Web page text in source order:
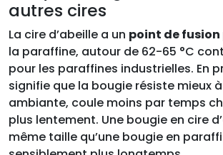
autres cires
La cire d’abeille a un point de fusion
la paraffine, autour de 62-65 °C
pour les paraffines industrielles. En
signifie que la bougie résiste mieux
ambiante, coule moins par temps
plus lentement. Une bougie en cire
même taille qu’une bougie en